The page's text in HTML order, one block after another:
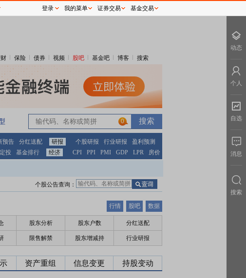
保险 债券 视频 股吧 基金吧 博客 搜索
0
预告 分红送配 研报 个股研报 行业研报
盈利预测
投 基金排行 经济 CPI PPI PMI GDP LPR 房价
个股公告查询：
行情 股吧 数据
股东分析 股东户数 分红送配
限售解禁 股东增减持 行业研报
资产重组 信息变更 持股变动
登录 我的菜单 证券交易 基金交易
动态
个人
自选
消息
搜索